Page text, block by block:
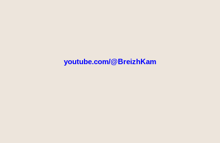
youtube.com/@BreizhKam